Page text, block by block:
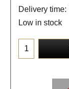
Delivery time:
Low in stock